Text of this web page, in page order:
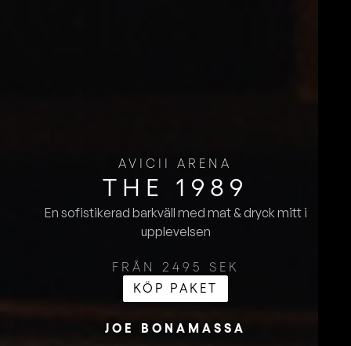
AVICII ARENA
THE 1989
En sofistikerad barkväll med mat & dryck mitt i
upplevelsen
FRÅN 2495 SEK
KÖP PAKET
JOE BONAMASSA